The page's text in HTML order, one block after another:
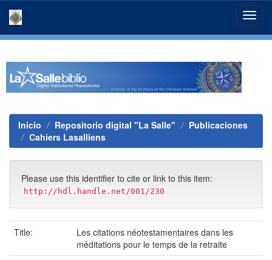
Inicio Repositorio digital "La Salle"
Publicaciones
Cahiers Lasalliens
Please use this identifier to cite or link to this item:
http://hdl.handle.net/001/230
Title:
Les citations néotestamentaires dans les
méditations pour le temps de la retraite